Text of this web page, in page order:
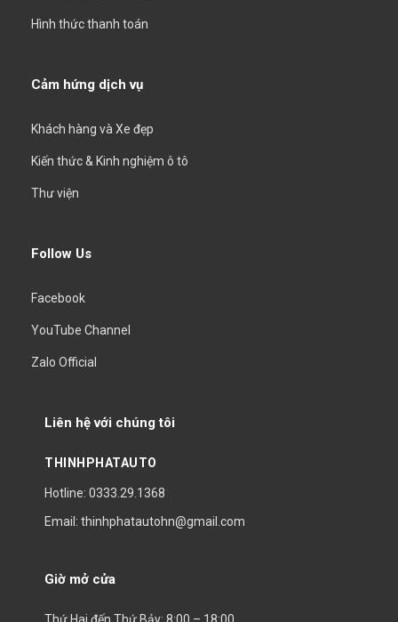
Hình thức thanh toán
Cảm hứng dịch vụ
Khách hàng và Xe đẹp
Kiến thức & Kinh nghiệm ô tô
Thư viện
Follow Us
Facebook
YouTube Channel
Zalo Official
Liên hệ với chúng tôi
THINHPHATAUTO
Hotline: 0333.29.1368
Email: thinhphatautohn@gmail.com
Giờ mở cửa